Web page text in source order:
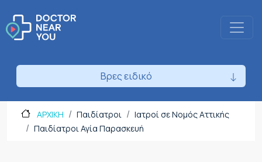
Βρες ειδικό
ΑΡΧΙΚΗ Παιδίατροι
Ιατροί σε Νομός Αττικής
Παιδίατροι Αγία Παρασκευή